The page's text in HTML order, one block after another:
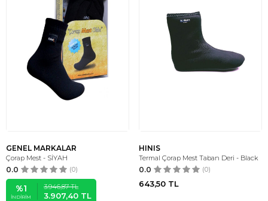
GENEL MARKALAR
Çorap Mest - SİYAH
0.0 (0)
%1
İNDIRIM
3.946,87TL
3.907,40 TL
HINIS
Termal Çorap Mest Taban Deri - Black
0.0 (0)
643,50 TL